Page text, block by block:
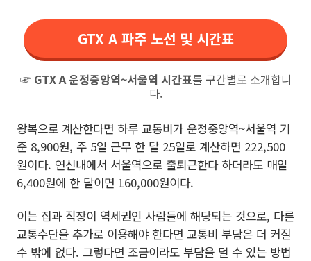
GTX A 파주 노선 및 시간표
☞ GTX A 운정중앙역~서울역 시간표를 구간별로 소개합니
다.
왕복으로 계산한다면 하루 교통비가 운정중앙역~서울역 기
준 8,900원, 주 5일 근무 한 달 25일로 계산하면 222,500
원이다. 연신내에서 서울역으로 출퇴근한다 하더라도 매일
6,400원에 한 달이면 160,000원이다.
이는 집과 직장이 역세권인 사람들에 해당되는 것으로, 다른
교통수단을 추가로 이용해야 한다면 교통비 부담은 더 커질
수 밖에 없다. 그렇다면 조금이라도 부담을 덜 수 있는 방법